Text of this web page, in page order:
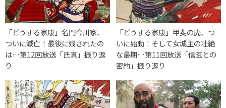
「どうする家康」名門今川家、
ついに滅亡！最後に残されたの
は…第12回放送「氏真」振り返
り
「どうする家康」甲斐の虎、つ
いに始動！そして女城主の壮絶
な最期…第11回放送「信玄との
密約」振り返り